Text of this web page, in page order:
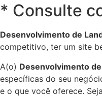
* Consulte
Desenvolvimento de
competitivo, ter um site
A(o) Desenvolvimento
específicas do seu
e o que você oferece.